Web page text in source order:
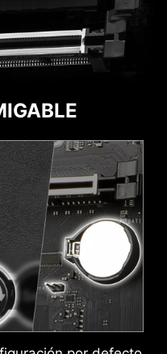
DOBLE
CABECERA FAN
ADICIONAL